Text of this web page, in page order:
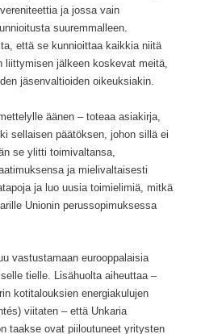
ja jossa vain
suuremmalleen.
että se kunnioittaa kaikkia niitä
liittymisen jälkeen koskevat meitä,
jäsenvaltioiden oikeuksiakin.
äänen – toteaa asiakirja,
sellaisen päätöksen, johon sillä ei
se ylitti toimivaltansa,
ja mielivaltaisesti
ja luo uusia toimielimiä, mitkä
Unionin perussopimuksessa
vastustamaan eurooppalaisia
tielle. Lisähuolta aiheuttaa –
kotitalouksien energiakulujen
viitaten – että Unkaria
taakse ovat piiloutuneet yritysten